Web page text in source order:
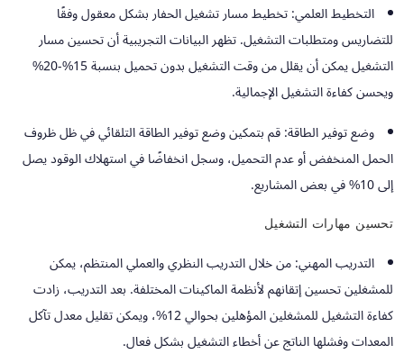
التخطيط العلمي:تخطيط مسار تشغيل الحفار بشكل معقول وفقًا
للتضاريس ومتطلبات التشغيل. تظهر البيانات التجريبية أن تحسين مسار
التشغيل يمكن أن يقلل من وقت التشغيل بدون تحميل بنسبة 15%-20%
ويحسن كفاءة التشغيل الإجمالية.
وضع توفير الطاقة:قم بتمكين وضع توفير الطاقة التلقائي في ظل ظروف
الحمل المنخفض أو عدم التحميل، وسجل انخفاضًا في استهلاك الوقود يصل
إلى 10% في بعض المشاريع.
تحسين مهارات التشغيل
التدريب المهني:من خلال التدريب النظري والعملي المنتظم، يمكن
للمشغلين تحسين إتقانهم لأنظمة الماكينات المختلفة. بعد التدريب، زادت
كفاءة التشغيل للمشغلين المؤهلين بحوالي 12%، ويمكن تقليل معدل تآكل
المعدات وفشلها الناتج عن أخطاء التشغيل بشكل فعال.